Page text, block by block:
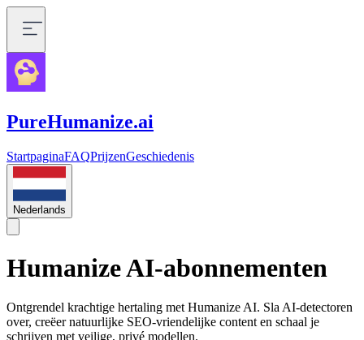
PureHumanize.ai
StartpaginaFAQPrijzenGeschiedenis
Nederlands
Humanize AI-abonnementen
Ontgrendel krachtige hertaling met Humanize AI. Sla AI-detectoren
over, creëer natuurlijke SEO-vriendelijke content en schaal je
schrijven met veilige, privé modellen.